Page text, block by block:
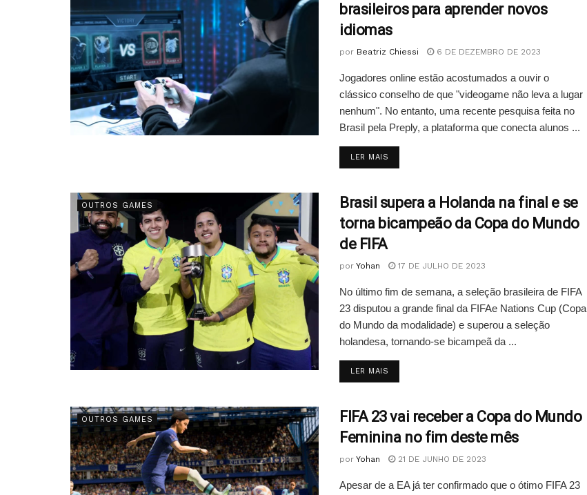
brasileiros para aprender novos
idiomas
por Beatriz Chiessi 6 DE DEZEMBRO DE 2023
Jogadores online estão acostumados a ouvir o
clássico conselho de que "videogame não leva a lugar
nenhum". No entanto, uma recente pesquisa feita no
Brasil pela Preply, a plataforma que conecta alunos ...
LER MAIS
OUTROS GAMES
Brasil supera a Holanda na final e se
torna bicampeão da Copa do Mundo
de FIFA
por Yohan 17 DE JULHO DE 2023
No último fim de semana, a seleção brasileira de FIFA
23 disputou a grande final da FIFAe Nations Cup (Copa
do Mundo da modalidade) e superou a seleção
holandesa, tornando-se bicampeã da ...
LER MAIS
OUTROS GAMES
FIFA 23 vai receber a Copa do Mundo
Feminina no fim deste mês
por Yohan 21 DE JUNHO DE 2023
Apesar de a EA já ter confirmado que o ótimo FIFA 23